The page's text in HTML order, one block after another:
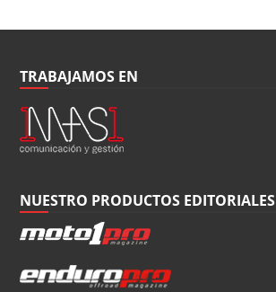
TRABAJAMOS EN
NUESTRO PRODUCTOS EDITORIALES